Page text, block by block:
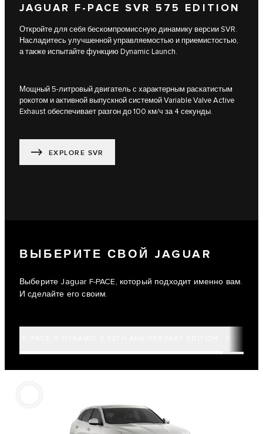
JAGUAR F-PACE SVR 575 EDITION
Откройте для себя бескомпромиссную динамику версии SVR.
Насладитесь улучшенной управляемостью и приемистостью,
а также испытайте функцию Dynamic Launch.
Мощный 5-литровый двигатель с характерным раскатистым
рокотом и активной выпускной системой Variable Valve Active
Exhaust обеспечивает разгон до 100 км/ч за 4 секунды.
EXPLORE SVR
ВЫБЕРИТЕ СВОЙ JAGUAR
Выберите Jaguar F-PACE, который подходит именно вам.
И сделайте его своим.